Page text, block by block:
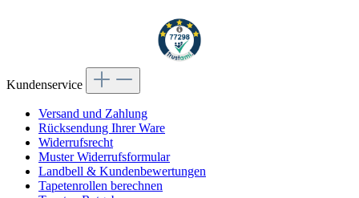
Kundenservice
Versand und Zahlung
Rücksendung Ihrer Ware
Widerrufsrecht
Muster Widerrufsformular
Landbell & Kundenbewertungen
Tapetenrollen berechnen